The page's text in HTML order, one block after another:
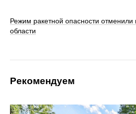
Режим ракетной опасности отменили
области
Рекомендуем